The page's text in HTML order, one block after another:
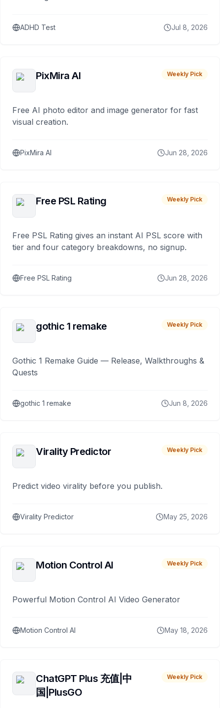
ADHD Test Jul 8, 2026
PixMira AI Weekly Pick
Free AI photo editor and image generator for fast
visual creation.
PixMira AI Jun 28, 2026
Free PSL Rating Weekly Pick
Free PSL Rating gives an instant AI PSL score with
tier and four category breakdowns, no signup.
Free PSL Rating Jun 28, 2026
gothic 1 remake Weekly Pick
Gothic 1 Remake Guide — Release, Walkthroughs &
Quests
gothic 1 remake Jun 8, 2026
Virality Predictor Weekly Pick
Predict video virality before you publish.
Virality Predictor May 25, 2026
Motion Control AI Weekly Pick
Powerful Motion Control AI Video Generator
Motion Control AI May 18, 2026
ChatGPT Plus 充值|中
国|PlusGO
Weekly Pick